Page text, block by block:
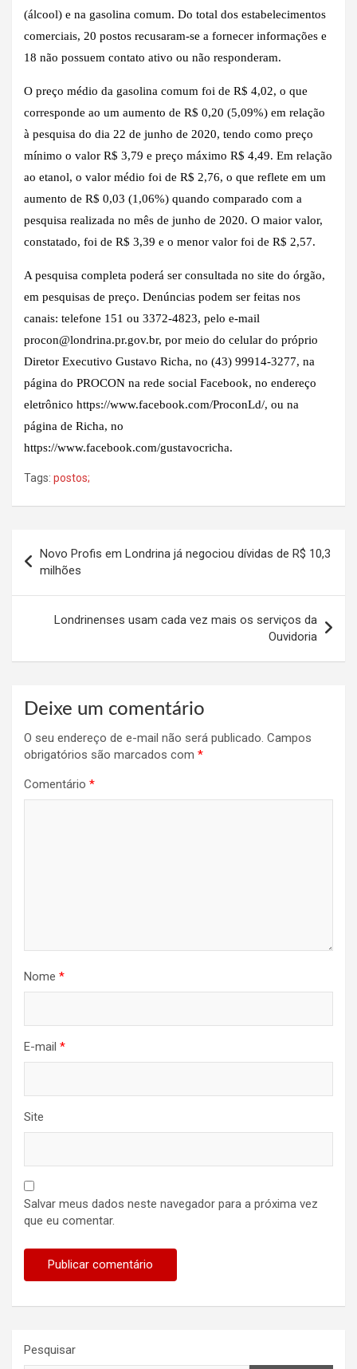
(álcool) e na gasolina comum. Do total dos estabelecimentos
comerciais, 20 postos recusaram-se a fornecer informações e
18 não possuem contato ativo ou não responderam.
O preço médio da gasolina comum foi de R$ 4,02, o que
corresponde ao um aumento de R$ 0,20 (5,09%) em relação
à pesquisa do dia 22 de junho de 2020, tendo como preço
mínimo o valor R$ 3,79 e preço máximo R$ 4,49. Em relação
ao etanol, o valor médio foi de R$ 2,76, o que reflete em um
aumento de R$ 0,03 (1,06%) quando comparado com a
pesquisa realizada no mês de junho de 2020. O maior valor,
constatado, foi de R$ 3,39 e o menor valor foi de R$ 2,57.
A pesquisa completa poderá ser consultada no site do órgão,
em pesquisas de preço. Denúncias podem ser feitas nos
canais: telefone 151 ou 3372-4823, pelo e-mail
procon@londrina.pr.gov.br, por meio do celular do próprio
Diretor Executivo Gustavo Richa, no (43) 99914-3277, na
página do PROCON na rede social Facebook, no endereço
eletrônico https://www.facebook.com/ProconLd/, ou na
página de Richa, no
https://www.facebook.com/gustavocricha.
Tags: postos;
de
Post
Novo Profis em Londrina já negociou dívidas de R$ 10,3
milhões
Londrinenses usam cada vez mais os serviços da
Ouvidoria
Deixe um comentário
O seu endereço de e-mail não será publicado. Campos
obrigatórios são marcados com *
Comentário *
Nome *
E-mail *
Site
Salvar meus dados neste navegador para a próxima vez
que eu comentar.
Pesquisar